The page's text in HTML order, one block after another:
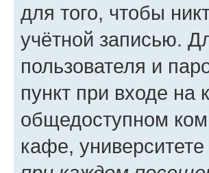
для того, чтобы
учётной записью.
пользователя и
пункт при входе
общедоступном
кафе,